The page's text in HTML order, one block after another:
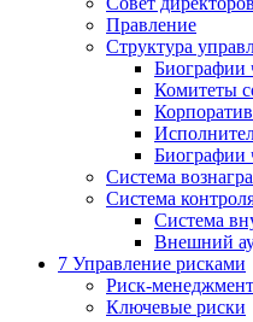
Правление
Структура
Биографии
Комитеты
Биографии
Система
Система
Система
Внешний
7 Управление рисками
Риск-менеджмент
Ключевые риски